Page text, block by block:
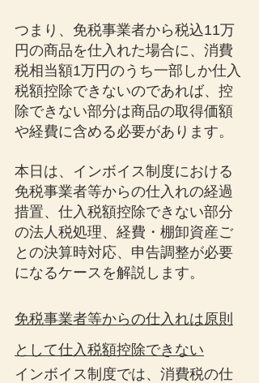
つまり、免税事業者から税込11万
円の商品を仕入れた場合に、消費
税相当額1万円のうち一部しか仕入
税額控除できないのであれば、控
除できない部分は商品の取得価額
や経費に含める必要があります。
本日は、インボイス制度における
免税事業者等からの仕入れの経過
措置、仕入税額控除できない部分
の法人税処理、経費・棚卸資産ご
との決算時対応、申告調整が必要
になるケースを解説します。
免税事業者等からの仕入れは原則
として仕入税額控除できない
インボイス制度では、消費税の仕